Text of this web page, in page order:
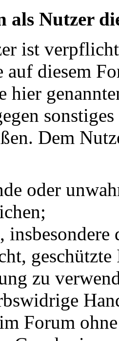
als Nutzer
ist
auf diesem
hier
Dem
oder
geschützte
zu
Forum